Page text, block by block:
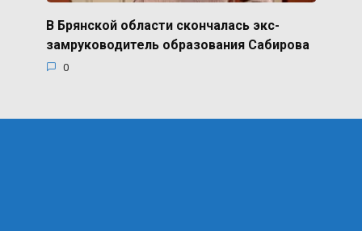
В Брянской области скончалась экс-
замруководитель образования Сабирова
0